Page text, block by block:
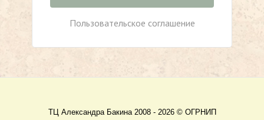
Пользовательское соглашение
ТЦ Александра Бакина 2008 - 2026 © ОГРНИП